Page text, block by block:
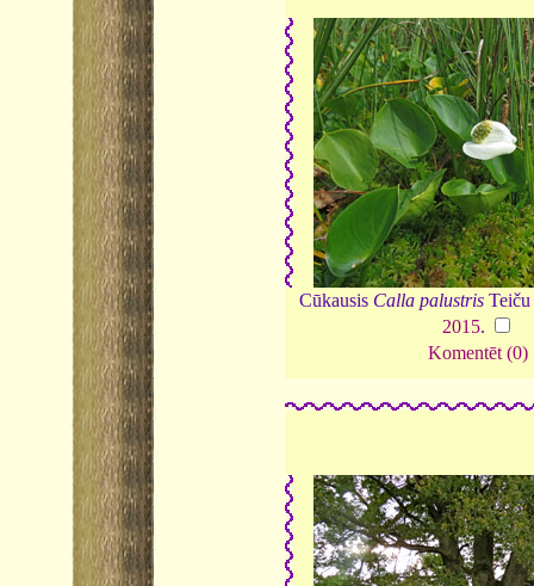
Cūkausis Calla palustris Teiču
2015.
Komentēt (0)